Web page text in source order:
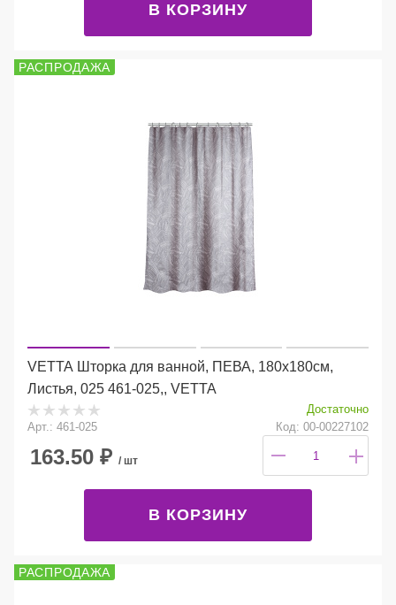
В КОРЗИНУ
РАСПРОДАЖА
VETTA Шторка для ванной, ПЕВА, 180х180см,
Листья, 025 461-025,, VETTA
Достаточно
Арт.: 461-025
Код: 00-00227102
163.50 ₽ / шт
В КОРЗИНУ
РАСПРОДАЖА